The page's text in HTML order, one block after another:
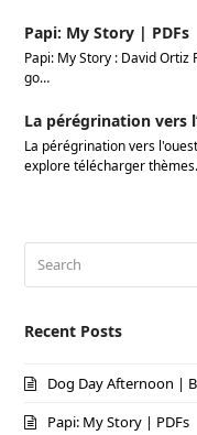
Papi: My Story | PDFs
Papi: My Story : David
go…
La pérégrination vers
La pérégrination vers
explore télécharger
Recent Posts
Dog Day Afternoon |
Papi: My Story | PDFs